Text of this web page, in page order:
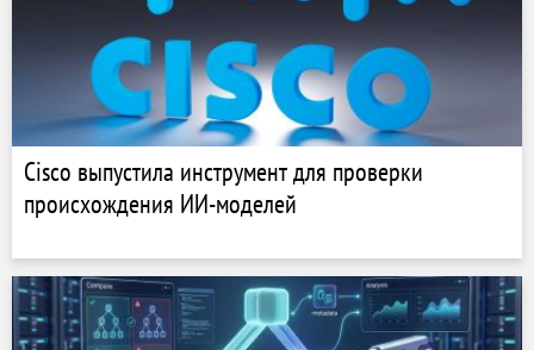
Cisco выпустила инструмент для проверки
происхождения ИИ-моделей